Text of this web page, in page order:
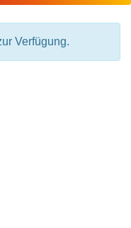
Verfügung.